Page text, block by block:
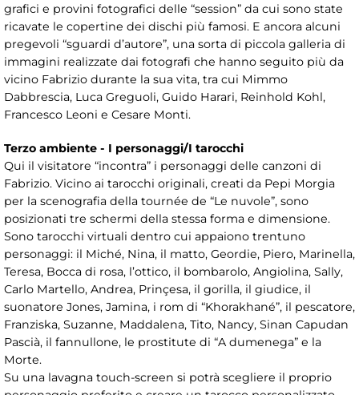
grafici e provini fotografici delle “session” da cui sono state
ricavate le copertine dei dischi più famosi. E ancora alcuni
pregevoli “sguardi d’autore”, una sorta di piccola galleria di
immagini realizzate dai fotografi che hanno seguito più da
vicino Fabrizio durante la sua vita, tra cui Mimmo
Dabbrescia, Luca Greguoli, Guido Harari, Reinhold Kohl,
Francesco Leoni e Cesare Monti.
Terzo ambiente - I personaggi/I tarocchi
Qui il visitatore “incontra” i personaggi delle canzoni di
Fabrizio. Vicino ai tarocchi originali, creati da Pepi Morgia
per la scenografia della tournée de “Le nuvole”, sono
posizionati tre schermi della stessa forma e dimensione.
Sono tarocchi virtuali dentro cui appaiono trentuno
personaggi: il Miché, Nina, il matto, Geordie, Piero, Marinella,
Teresa, Bocca di rosa, l’ottico, il bombarolo, Angiolina, Sally,
Carlo Martello, Andrea, Prinçesa, il gorilla, il giudice, il
suonatore Jones, Jamina, i rom di “Khorakhané”, il pescatore,
Franziska, Suzanne, Maddalena, Tito, Nancy, Sinan Capudan
Pascià, il fannullone, le prostitute di “A dumenega” e la
Morte.
Su una lavagna touch-screen si potrà scegliere il proprio